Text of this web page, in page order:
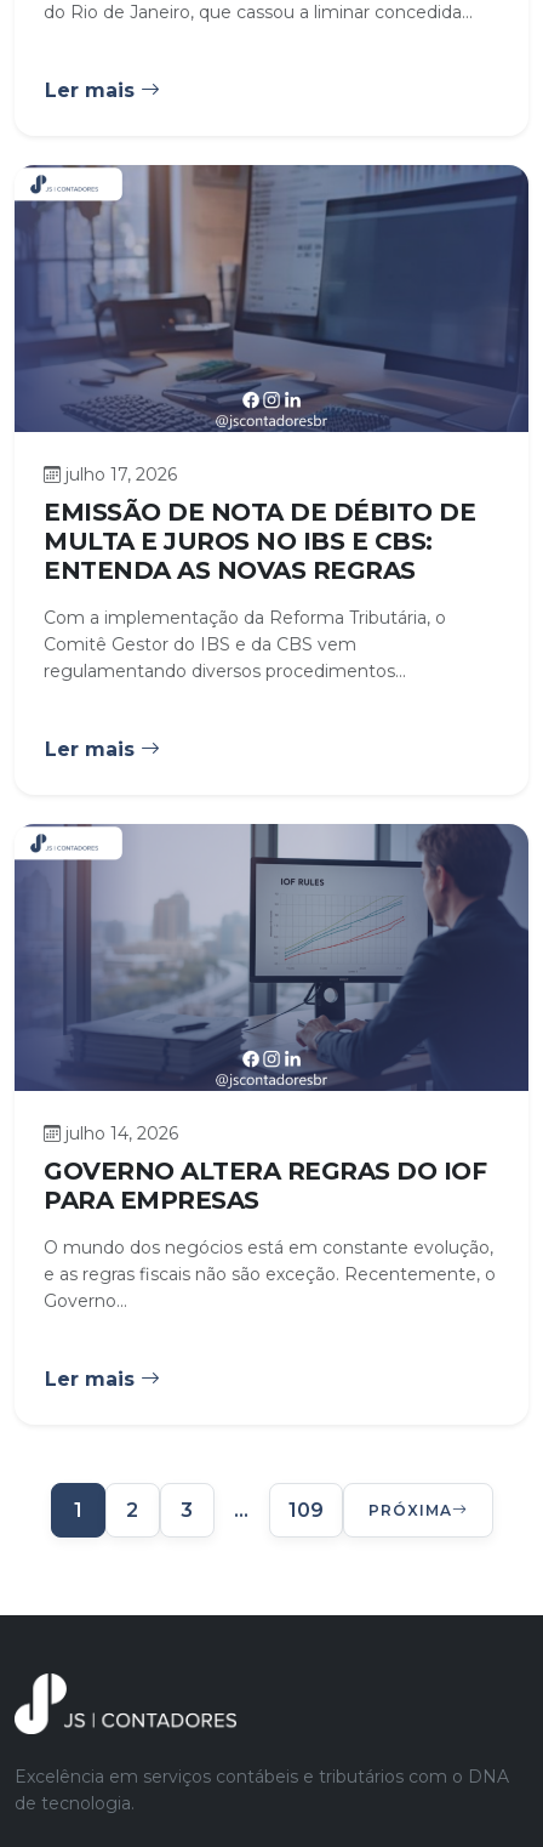
do Rio de Janeiro, que cassou a liminar concedida...
Ler mais
julho 17, 2026
EMISSÃO DE NOTA DE DÉBITO DE
MULTA E JUROS NO IBS E CBS:
ENTENDA AS NOVAS REGRAS
Com a implementação da Reforma Tributária, o
Comitê Gestor do IBS e da CBS vem
regulamentando diversos procedimentos...
Ler mais
julho 14, 2026
GOVERNO ALTERA REGRAS DO IOF
PARA EMPRESAS
O mundo dos negócios está em constante evolução,
e as regras fiscais não são exceção. Recentemente, o
Governo...
Ler mais
1 2 3 … 109 PRÓXIMA
Excelência em serviços contábeis e tributários com o DNA
de tecnologia.